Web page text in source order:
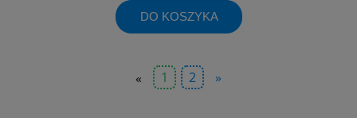
DO KOSZYKA
« 1 2 »